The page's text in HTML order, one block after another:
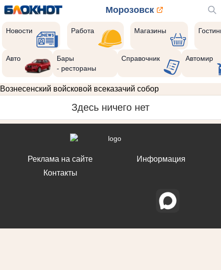
Морозовск
Новости Работа Магазины
Авто
Бары
- рестораны
Справочник Автомир
Вознесенский войсковой всеказачий собор
Здесь ничего нет
Реклама на сайте
Контакты
Информация